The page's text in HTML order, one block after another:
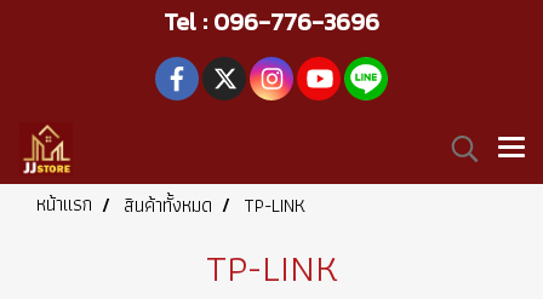
Tel : 096-776-3696
หน้าแรก สินค้าทั้งหมด TP-LINK
TP-LINK